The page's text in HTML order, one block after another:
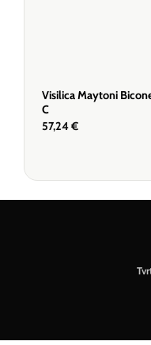
Visilica Maytoni
C
57,24€